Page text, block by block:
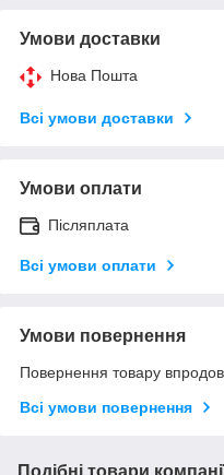
Умови доставки
Нова Пошта
Всі умови доставки
Умови оплати
Післяплата
Всі умови оплати
Умови повернення
Повернення товару
Всі умови повернення
Подібні товари